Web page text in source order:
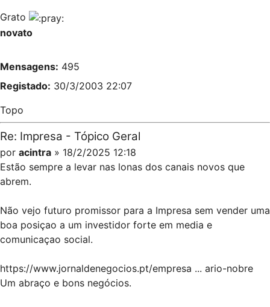
Grato
novato
Mensagens: 495
Registado: 30/3/2003 22:07
Topo
Re: Impresa - Tópico Geral
por acintra » 18/2/2025 12:18
Estão sempre a levar nas lonas dos canais novos que
abrem.
Não vejo futuro promissor para a Impresa sem vender uma
boa posiçao a um investidor forte em media e
comunicaçao social.
https://www.jornaldenegocios.pt/empresa ... ario-nobre
Um abraço e bons negócios.